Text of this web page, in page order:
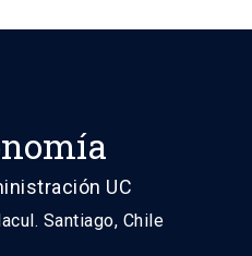
UC
Santiago, Chile